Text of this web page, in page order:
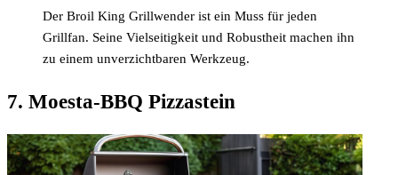
Der Broil King Grillwender ist ein Muss für jeden
Grillfan. Seine Vielseitigkeit und Robustheit machen ihn
zu einem unverzichtbaren Werkzeug.
7. Moesta-BBQ Pizzastein